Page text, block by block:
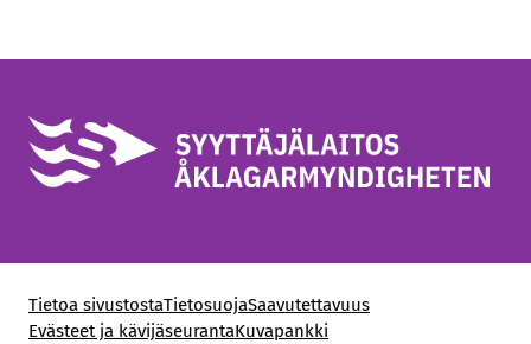
Tietoa sivustostaTietosuojaSaavutettavuus
Evästeet ja kävijäseurantaKuvapankki